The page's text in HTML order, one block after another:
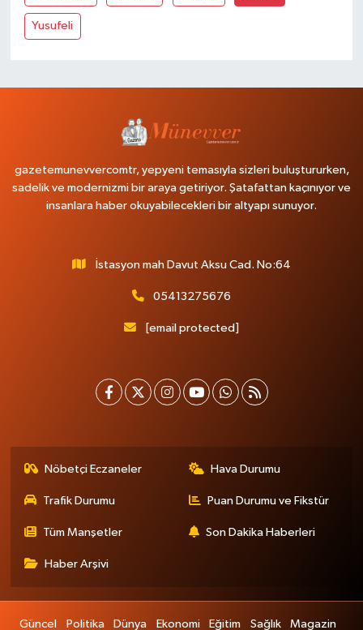
Yusufeli
gazetemunevvercomtr, yepyeni temasıyla sizleri buluştururken,
sadelik ve modernizmi bir araya getiriyor. Şatafattan kaçınıyor ve
insanlara haber okuyabilecekleri bir altyapı sunuyor.
İstasyon mah Davut Aksu Cad. No:64
05413275676
[email protected]
Nöbetçi Eczaneler Hava Durumu
Trafik Durumu Puan Durumu ve Fikstür
Tüm Manşetler Son Dakika Haberleri
Haber Arşivi
Güncel Politika Dünya Ekonomi Eğitim Sağlık Magazin